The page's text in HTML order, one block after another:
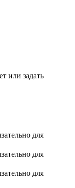
или задать
для
для
для